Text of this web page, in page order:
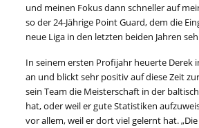
und meinen Fokus dann schneller auf
so der 24-Jährige Point Guard, dem die
neue Liga in den letzten beiden Jahren
In seinem ersten Profijahr heuerte Derek
an und blickt sehr positiv auf diese Zeit
sein Team die Meisterschaft in der
hat, oder weil er gute Statistiken
vor allem, weil er dort viel gelernt hat.